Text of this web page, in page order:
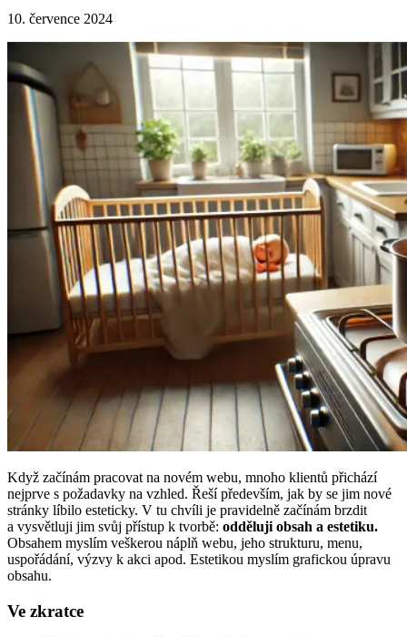
10. července 2024
Když začínám pracovat na novém webu, mnoho klientů přichází
nejprve s požadavky na vzhled. Řeší především, jak by se jim nové
stránky líbilo esteticky. V tu chvíli je pravidelně začínám brzdit
a vysvětluji jim svůj přístup k tvorbě: odděluji obsah a estetiku.
Obsahem myslím veškerou náplň webu, jeho strukturu, menu,
uspořádání, výzvy k akci apod. Estetikou myslím grafickou úpravu
obsahu.
Ve zkratce